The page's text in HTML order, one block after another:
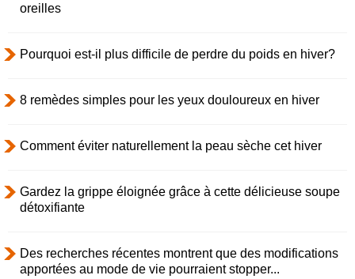
oreilles
Pourquoi est-il plus difficile de perdre du poids en hiver?
8 remèdes simples pour les yeux douloureux en hiver
Comment éviter naturellement la peau sèche cet hiver
Gardez la grippe éloignée grâce à cette délicieuse soupe
détoxifiante
Des recherches récentes montrent que des modifications
apportées au mode de vie pourraient stopper...